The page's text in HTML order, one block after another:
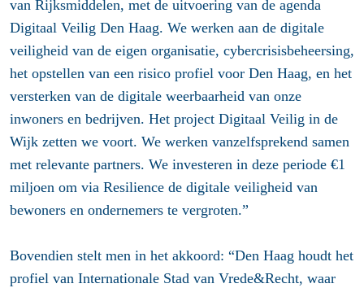
van Rijksmiddelen, met de uitvoering van de agenda
Digitaal Veilig Den Haag. We werken aan de digitale
veiligheid van de eigen organisatie, cybercrisisbeheersing,
het opstellen van een risico profiel voor Den Haag, en het
versterken van de digitale weerbaarheid van onze
inwoners en bedrijven. Het project Digitaal Veilig in de
Wijk zetten we voort. We werken vanzelfsprekend samen
met relevante partners. We investeren in deze periode €1
miljoen om via Resilience de digitale veiligheid van
bewoners en ondernemers te vergroten.”
Bovendien stelt men in het akkoord: “Den Haag houdt het
profiel van Internationale Stad van Vrede&Recht, waar